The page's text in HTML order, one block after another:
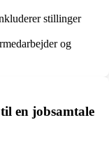
stillinger
og
en jobsamtale